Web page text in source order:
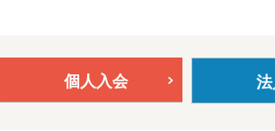
個人入会